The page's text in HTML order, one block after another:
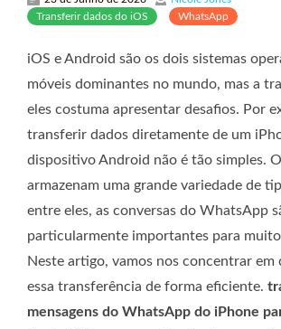
Transferir dados do iOS
WhatsApp
iOS e Android são os dois sistemas
móveis dominantes no mundo, mas a
eles costuma apresentar desafios. Por
transferir dados diretamente de um
dispositivo Android não é tão simples.
armazenam uma grande variedade de
entre eles, as conversas do WhatsApp
particularmente importantes para
Neste artigo, vamos nos concentrar em
essa transferência de forma eficiente.
mensagens do WhatsApp do iPhone